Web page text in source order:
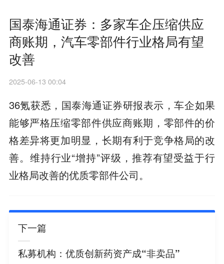
国泰海通证券：多家车企压缩供应
商账期，汽车零部件行业格局有望
改善
2025-06-13 00:04
36氪获悉，国泰海通证券研报表示，车企如果
能够严格压缩零部件供应商账期，零部件的价
格差异将更加明显，长期有利于竞争格局的改
善。维持行业“增持”评级，推荐有望受益于行
业格局改善的优质零部件公司。
下一篇
私募机构：优质创新药资产成“非卖品”